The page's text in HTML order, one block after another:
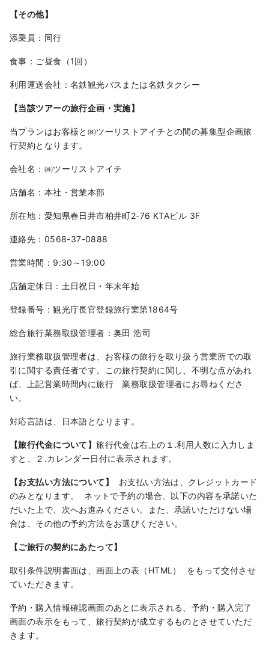
【その他】
添乗員：同行
食事：ご昼食（1回）
利用運送会社：名鉄観光バスまたは名鉄タクシー
【当該ツアーの旅行企画・実施】
当プランはお客様と㈱ツーリストアイチとの間の募集型企画旅
行契約となります。
会社名：㈱ツーリストアイチ
店舗名：本社・営業本部
所在地：愛知県春日井市柏井町2-76 KTAビル 3F
連絡先：0568-37-0888
営業時間：9:30～19:00
店舗定休日：土日祝日・年末年始
登録番号：観光庁長官登録旅行業第1864号
総合旅行業務取扱管理者：奥田 浩司
旅行業務取扱管理者は、お客様の旅行を取り扱う営業所での取
引に関する責任者です。この旅行契約に関し、不明な点があれ
ば、上記営業時間内に旅行 業務取扱管理者にお尋ねくださ
い。
対応言語は、日本語となります。
【旅行代金について】旅行代金は右上の１.利用人数に入力しま
すと、２.カレンダー日付に表示されます。
【お支払い方法について】
お支払い方法は、クレジットカード
のみとなります。 ネットで予約の場合、以下の内容を承諾いた
だいた上で、次へお進みください。また、承諾いただけない場
合は、その他の予約方法をお選びください。
【ご旅行の契約にあたって】
取引条件説明書面は、画面上の表（HTML） をもって交付させ
ていただきます。
予約・購入情報確認画面のあとに表示される、予約・購入完了
画面の表示をもって、旅行契約が成立するものとさせていただ
きます。